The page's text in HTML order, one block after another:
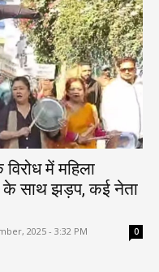
में महिला
के साथ झड़प, कई नेता
2025 - 3:32 PM 0